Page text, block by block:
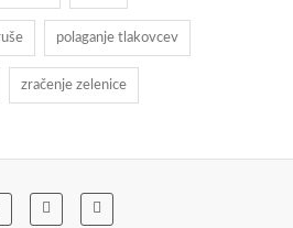
polaganje tlakovcev
zračenje zelenice